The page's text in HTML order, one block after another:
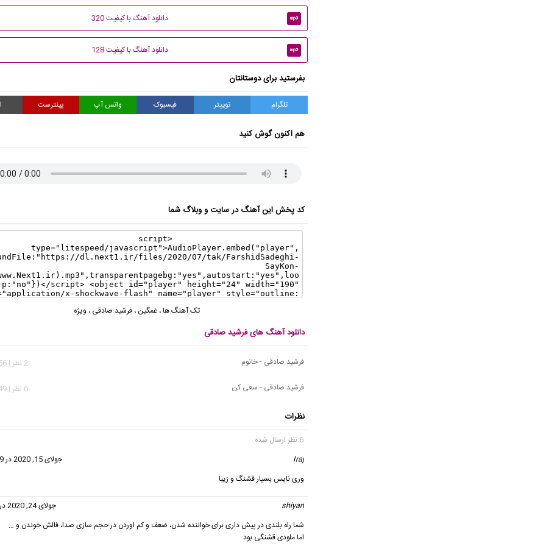
mp3 دانلود آهنگ با کیفیت 320
mp3 دانلود آهنگ با کیفیت 128
بفرستید برای دوستانتان
تلگرام توییتر فیسبوک واتس آپ پینترست
هم اکنون گوش کنید
کد پخش این آهنگ در سایت و وبلاگ شما
تک آهنگ ها،غمگین ،فرشید صادقی ، ویژه
دانلود آهنگ های فرشید صادقی
فرشید صادقی - خانوم
2 نظر | 2,756 بازدید
فرشید صادقی - سعی کن
6 نظر | 3,149 بازدید
نظرات
6 نظر ارسال شده
Iraj
جولای 15, 2020 در 10:09 ب.ظ
وری نایس بسیار قشنگ و زیبا
shiyan
جولای 24, 2020 در 3:24 ق.ظ
شما راه بلندی در پیش داری برای خواننده شدن، ضعف و کم اوردن در حجم سازی صدا، فالش خوندن و …
اما ملودی قشنگی بود